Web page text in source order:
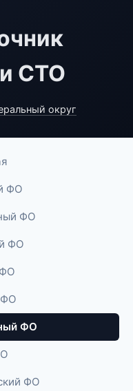
СТО
округ
ФО
ФО
ФО
ФО
ФО
ФО